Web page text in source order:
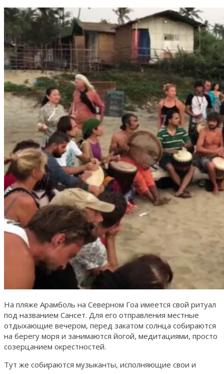
На пляже Арамболь на Северном Гоа имеется свой ритуал
под названием Сансет. Для его отправления местные
отдыхающие вечером, перед закатом солнца собираются
на берегу моря и занимаются йогой, медитациями, просто
созерцанием окрестностей.
Тут же собираются музыканты, исполняющие свои и